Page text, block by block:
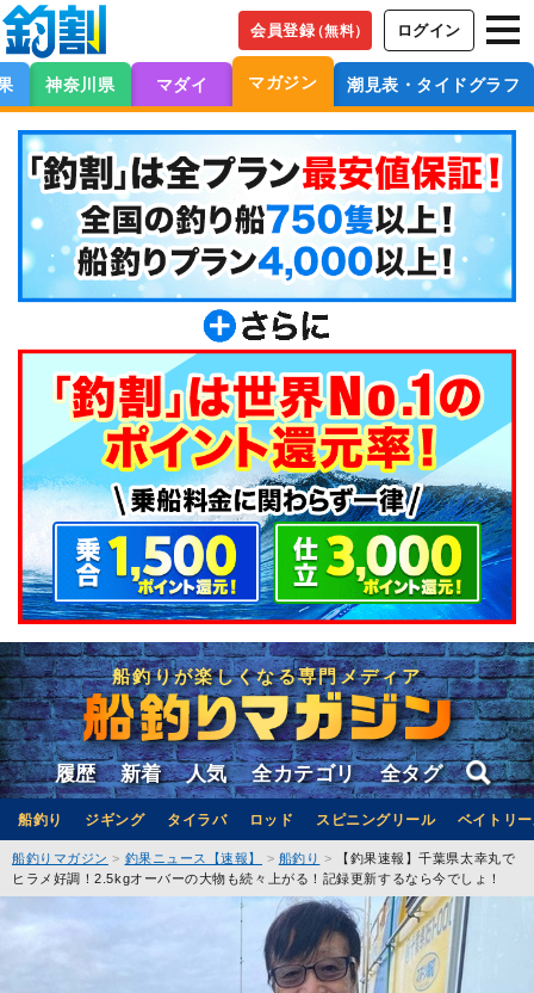
会員登録（無料） ログイン
神奈川県 マダイ マガジン 潮見表・タイドグラフ
船釣りが楽しくなる専門メディア
履歴 新着 人気 全カテゴリ 全タグ
船釣り ジギング タイラバ ロッド スピニングリール ベイトリ
船釣りマガジン 釣果ニュース【速報】 船釣り
【釣果速報】千葉県太幸丸で
ヒラメ好調！2.5kgオーバーの大物も続々上がる！記録更新するなら今でしょ！